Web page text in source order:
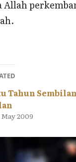
Allah
Tahun Sembilan
2009